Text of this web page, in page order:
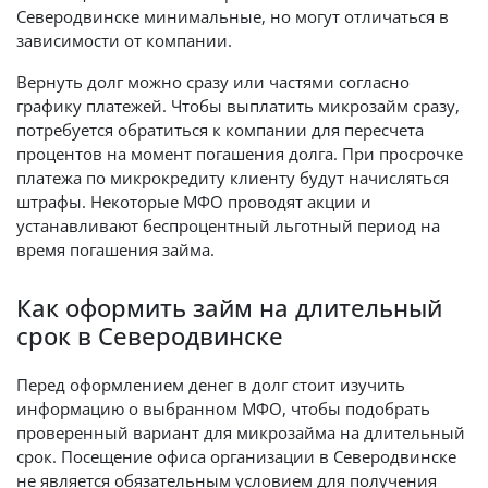
Северодвинске минимальные, но могут отличаться в
зависимости от компании.
Вернуть долг можно сразу или частями согласно
графику платежей. Чтобы выплатить микрозайм сразу,
потребуется обратиться к компании для пересчета
процентов на момент погашения долга. При просрочке
платежа по микрокредиту клиенту будут начисляться
штрафы. Некоторые МФО проводят акции и
устанавливают беспроцентный льготный период на
время погашения займа.
Как оформить займ на длительный
срок в Северодвинске
Перед оформлением денег в долг стоит изучить
информацию о выбранном МФО, чтобы подобрать
проверенный вариант для микрозайма на длительный
срок. Посещение офиса организации в Северодвинске
не является обязательным условием для получения